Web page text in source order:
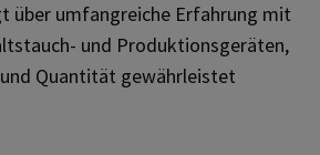
über umfangreiche Erfahrung mit
und Produktionsgeräten,
Quantität gewährleistet